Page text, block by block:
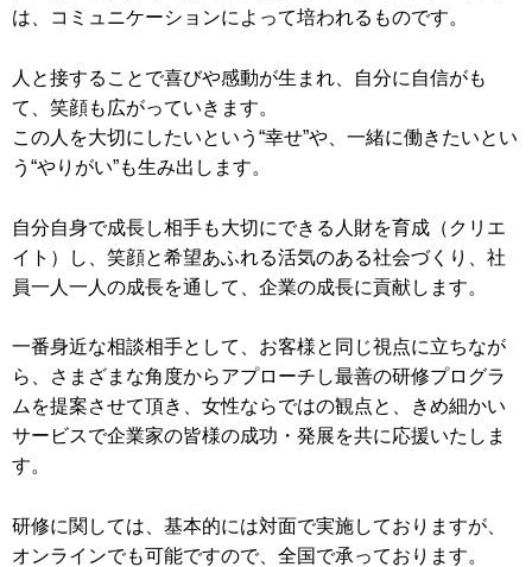
は、コミュニケーションによって培われるものです。
人と接することで喜びや感動が生まれ、自分に自信がも
て、笑顔も広がっていきます。
この人を大切にしたいという“幸せ”や、一緒に働きたいとい
う“やりがい”も生み出します。
自分自身で成長し相手も大切にできる人財を育成（クリエ
イト）し、笑顔と希望あふれる活気のある社会づくり、社
員一人一人の成長を通して、企業の成長に貢献します。
一番身近な相談相手として、お客様と同じ視点に立ちなが
ら、さまざまな角度からアプローチし最善の研修プログラ
ムを提案させて頂き、女性ならではの観点と、きめ細かい
サービスで企業家の皆様の成功・発展を共に応援いたしま
す。
研修に関しては、基本的には対面で実施しておりますが、
オンラインでも可能ですので、全国で承っております。